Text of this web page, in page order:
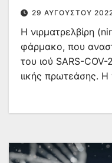
29 ΑΥΓΟΎΣΤΟΥ
Η νιρματρελβίρη
φάρμακο, που
του ιού SARS-
ιικής πρωτεάσης. Η